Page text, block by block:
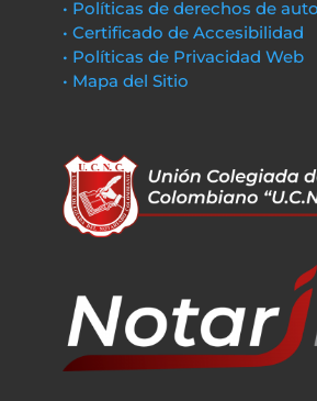
• Políticas de derechos de
• Certificado de Accesibilidad
• Políticas de Privacidad Web
• Mapa del Sitio